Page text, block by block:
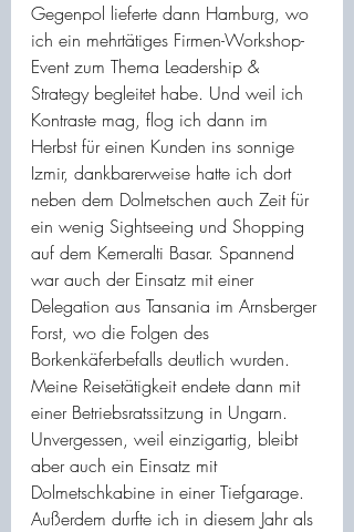
Gegenpol lieferte dann Hamburg, wo
ich ein mehrtätiges Firmen-Workshop-
Event zum Thema Leadership &
Strategy begleitet habe. Und weil ich
Kontraste mag, flog ich dann im
Herbst für einen Kunden ins sonnige
Izmir, dankbarerweise hatte ich dort
neben dem Dolmetschen auch Zeit für
ein wenig Sightseeing und Shopping
auf dem Kemeralti Basar. Spannend
war auch der Einsatz mit einer
Delegation aus Tansania im Arnsberger
Forst, wo die Folgen des
Borkenkäferbefalls deutlich wurden.
Meine Reisetätigkeit endete dann mit
einer Betriebsratssitzung in Ungarn.
Unvergessen, weil einzigartig, bleibt
aber auch ein Einsatz mit
Dolmetschkabine in einer Tiefgarage.
Außerdem durfte ich in diesem Jahr als